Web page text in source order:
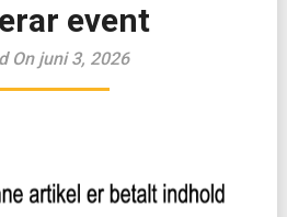
event
On juni 3, 2026